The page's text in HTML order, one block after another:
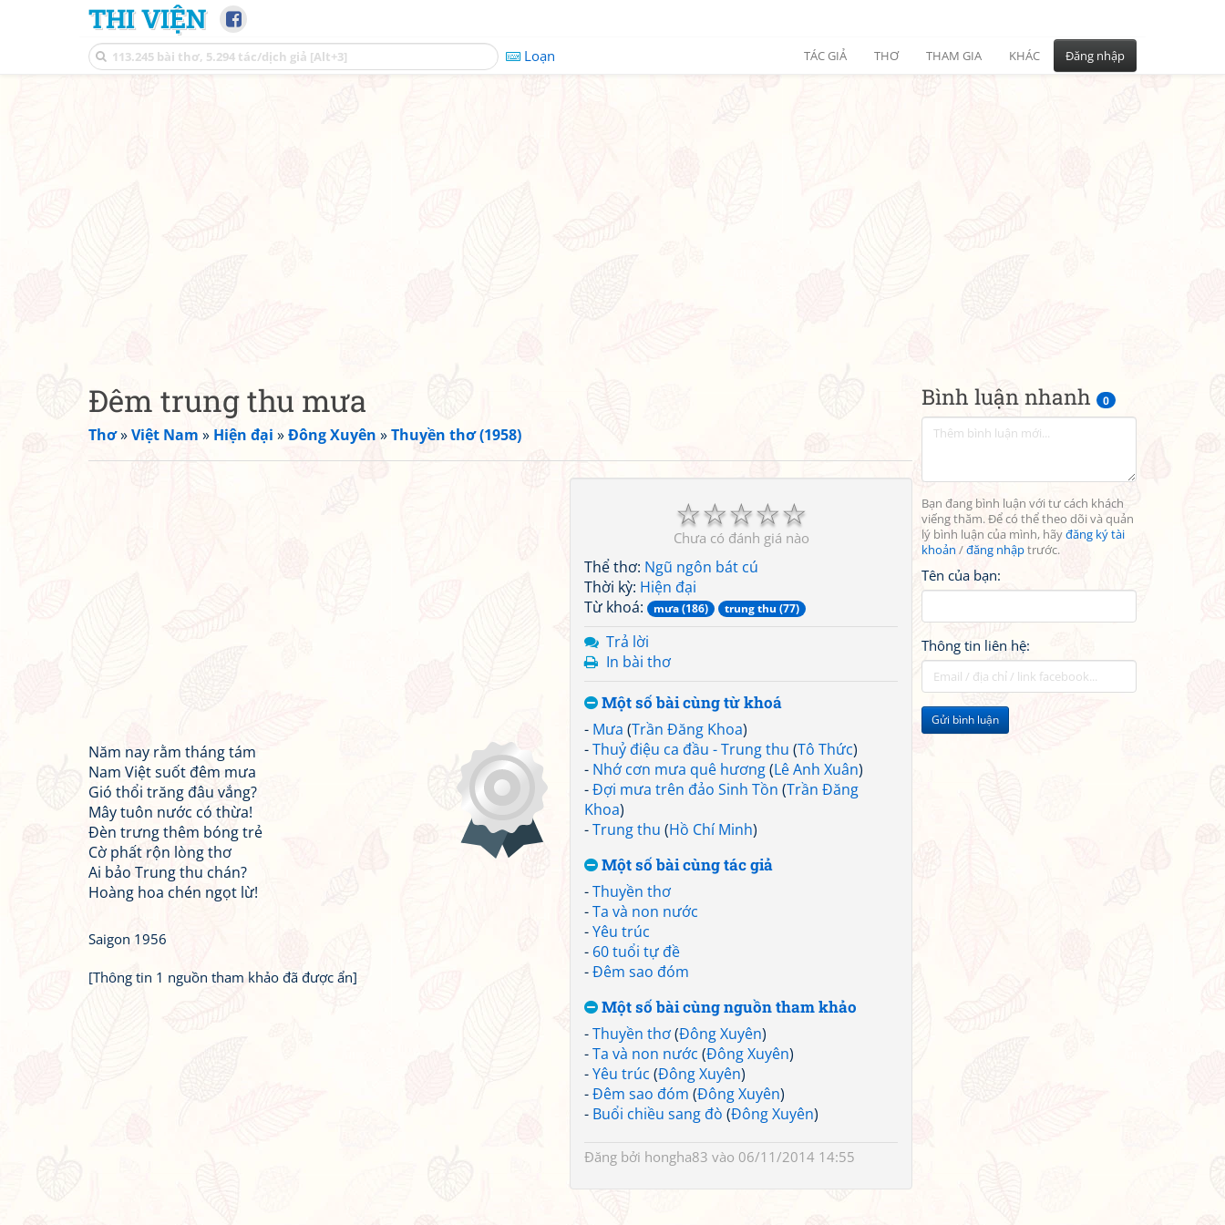
THI VIỆN
Loạn TÁC GIẢ THƠ THAM GIA KHÁC Đăng nhập
Bình luận nhanh 0
Bạn đang bình luận với tư cách khách
viếng thăm. Để có thể theo dõi và quản
lý bình luận của mình, hãyđăng ký tài
khoản /đăng nhậptrước.
Tên của bạn:
Thông tin liên hệ:
Gửi bình luận
Đêm trung thu mưa
Thơ»Việt Nam » Hiện đại »Đông Xuyên »Thuyền thơ (1958)
☆
☆
☆
☆
☆
Chưa có đánh giá nào
Thể thơ: Ngũ ngôn bát cú
Thời kỳ: Hiện đại
Từ khoá:
mưa (186) trung thu (77)
Trả lời
In bài thơ
Một số bài cùng từ khoá
- Mưa (Trần Đăng Khoa)
-Thuỷ điệu ca đầu - Trung thu (Tô Thức)
- Nhớ cơn mưa quê hương(Lê Anh Xuân)
-Đợi mưa trên đảo Sinh Tồn (Trần Đăng
Khoa)
-Trung thu (Hồ Chí Minh)
Một số bài cùng tác giả
-Thuyền thơ
-Ta và non nước
-Yêu trúc
- 60 tuổi tự đề
-Đêm sao đóm
Một số bài cùng nguồn tham khảo
-Thuyền thơ(Đông Xuyên)
-Ta và non nước (Đông Xuyên)
-Yêu trúc (Đông Xuyên)
-Đêm sao đóm (Đông Xuyên)
- Buổi chiều sang đò (Đông Xuyên)
Đăng bởi hongha83 vào 06/11/2014 14:55
Năm nay rằm tháng tám
Nam Việt suốt đêm mưa
Gió thổi trăng đâu vắng?
Mây tuôn nước có thừa!
Đèn trưng thêm bóng trẻ
Cờ phất rộn lòng thơ
Ai bảo Trung thu chán?
Hoàng hoa chén ngọt lừ!
Saigon 1956
[Thông tin 1 nguồn tham khảo đã được ẩn]